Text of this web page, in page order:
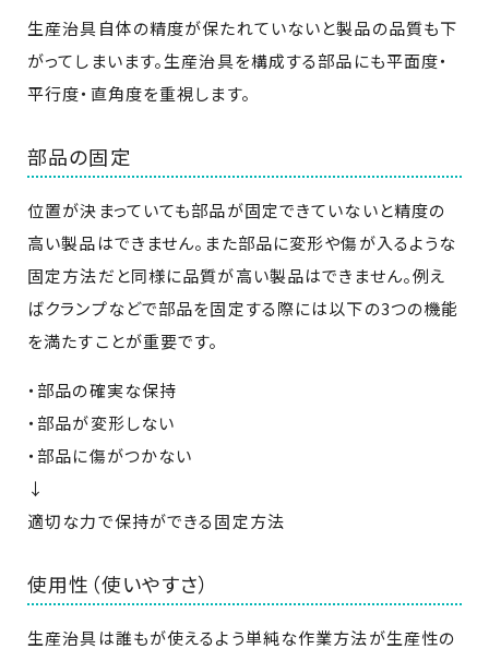
生産治具自体の精度が保たれていないと製品の品質も下
がってしまいます。生産治具を構成する部品にも平面度・
平行度・直角度を重視します。
部品の固定
位置が決まっていても部品が固定できていないと精度の
高い製品はできません。また部品に変形や傷が入るような
固定方法だと同様に品質が高い製品はできません。例え
ばクランプなどで部品を固定する際には以下の3つの機能
を満たすことが重要です。
・部品の確実な保持
・部品が変形しない
・部品に傷がつかない
↓
適切な力で保持ができる固定方法
使用性（使いやすさ）
生産治具は誰もが使えるよう単純な作業方法が生産性の